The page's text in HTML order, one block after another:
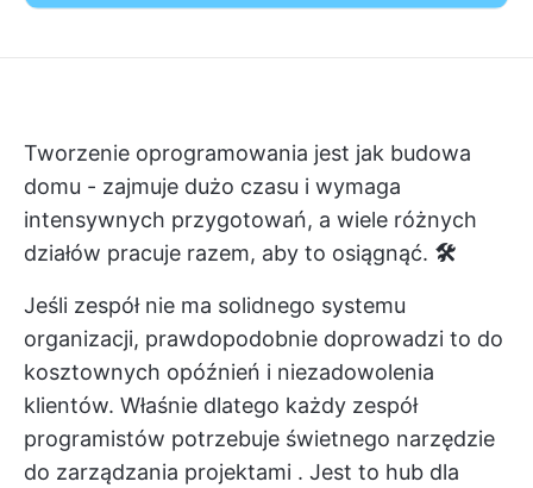
Tworzenie oprogramowania jest jak budowa
domu - zajmuje dużo czasu i wymaga
intensywnych przygotowań, a wiele różnych
działów pracuje razem, aby to osiągnąć. 🛠️
Jeśli zespół nie ma solidnego systemu
organizacji, prawdopodobnie doprowadzi to do
kosztownych opóźnień i niezadowolenia
klientów. Właśnie dlatego każdy zespół
programistów potrzebuje świetnego narzędzie
do zarządzania projektami . Jest to hub dla